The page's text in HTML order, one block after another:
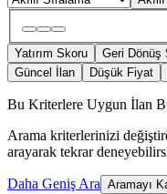
Yatırım Skoru Geri Dönüş
Güncel İlan
Düşük Fiyat
Bu Kriterlere Uygun İlan
Arama kriterlerinizi
arayarak tekrar
Daha Geniş Ara Aramayı